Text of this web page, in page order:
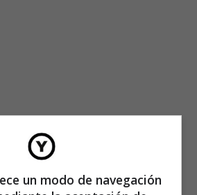
un modo de navegación